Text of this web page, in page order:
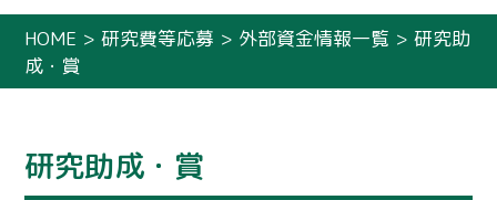
HOME >研究費等応募 > 外部資金情報一覧 >研究助
成・賞
研究助成・賞